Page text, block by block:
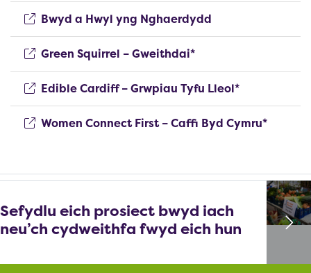
Bwyd a Hwyl yng Nghaerdydd
Green Squirrel – Gweithdai*(opens new window)
Edible Cardiff – Grwpiau Tyfu Lleol*(opens new
Women Connect First – Caffi Byd Cymru*(opens
Sefydlu eich prosiect bwyd iach
neu’ch cydweithfa fwyd eich hun